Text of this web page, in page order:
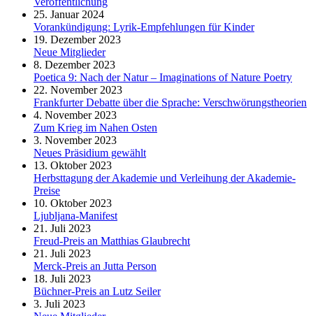
25. Januar 2024
Vorankündigung: Lyrik-Empfehlungen für Kinder
19. Dezember 2023
Neue Mitglieder
8. Dezember 2023
Poetica 9: Nach der Natur – Imaginations of Nature Poetry
22. November 2023
Frankfurter Debatte über die Sprache: Verschwörungstheorien
4. November 2023
Zum Krieg im Nahen Osten
3. November 2023
Neues Präsidium gewählt
13. Oktober 2023
Herbsttagung der Akademie und Verleihung der Akademie-
Preise
10. Oktober 2023
Ljubljana-Manifest
21. Juli 2023
Freud-Preis an Matthias Glaubrecht
21. Juli 2023
Merck-Preis an Jutta Person
18. Juli 2023
Büchner-Preis an Lutz Seiler
3. Juli 2023